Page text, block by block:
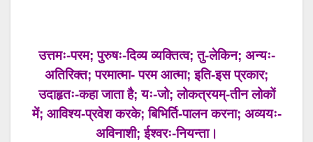
उत्तमः-परम; पुरुषः-दिव्य व्यक्तित्व; तु-लेकिन; अन्यः-
अतिरिक्त; परमात्मा- परम आत्मा; इति-इस प्रकार;
उदाहृतः-कहा जाता है; यः-जो; लोकत्रयम्-तीन लोकों
में; आविश्य-प्रवेश करके; बिभिर्ति-पालन करना; अव्ययः-
अविनाशी; ईश्वरः-नियन्ता।